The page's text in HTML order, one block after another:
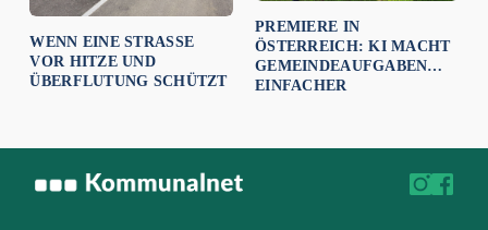
WENN EINE STRASSE V
OR HITZE UND Ü
BERFLUTUNG SCHÜTZT
PREMIERE IN
ÖSTERREICH: KI MACHT
GEMEINDEAUFGABEN
EINFACHER